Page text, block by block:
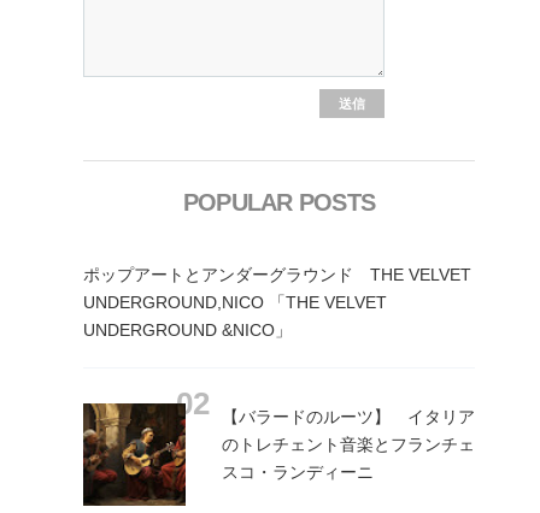
POPULAR POSTS
ポップアートとアンダーグラウンド THE VELVET
UNDERGROUND,NICO 「THE VELVET
UNDERGROUND &NICO」
【バラードのルーツ】 イタリア
のトレチェント音楽とフランチェ
スコ・ランディーニ